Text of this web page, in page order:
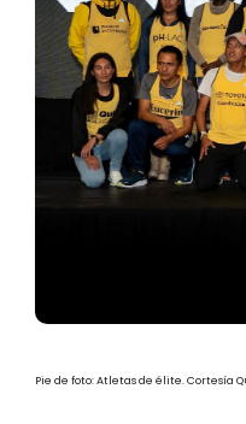
Pie de foto: Atletas de élite. Cortesía